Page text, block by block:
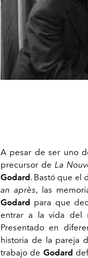
A pesar de ser uno
precursor de La
Godard. Bastó que el
an après, las
Godard para que
entrar a la vida del
Presentado en
historia de la pareja
trabajo de Godard